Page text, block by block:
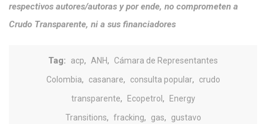
respectivos autores/autoras y por ende, no comprometen a
Crudo Transparente, ni a sus financiadores
Tag: acp, ANH,
Cámara de Representantes
Colombia, casanare, consulta popular,
crudo
transparente, Ecopetrol ,
Energy
Transitions, fracking, gas,
gustavo